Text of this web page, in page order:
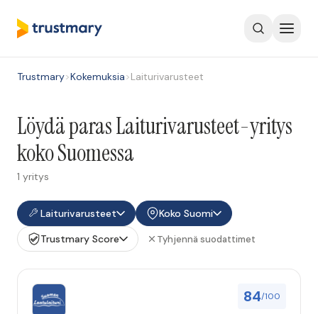
Trustmary>Kokemuksia>Laiturivarusteet
Löydä paras Laiturivarusteet-yritys
koko Suomessa
1 yritys
Laiturivarusteet
Koko Suomi
Trustmary Score
Tyhjennä suodattimet
84/100